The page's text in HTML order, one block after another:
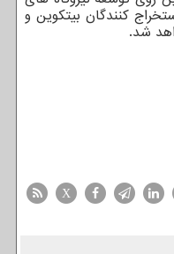
کنندگان بیتکوین و
شد.
X